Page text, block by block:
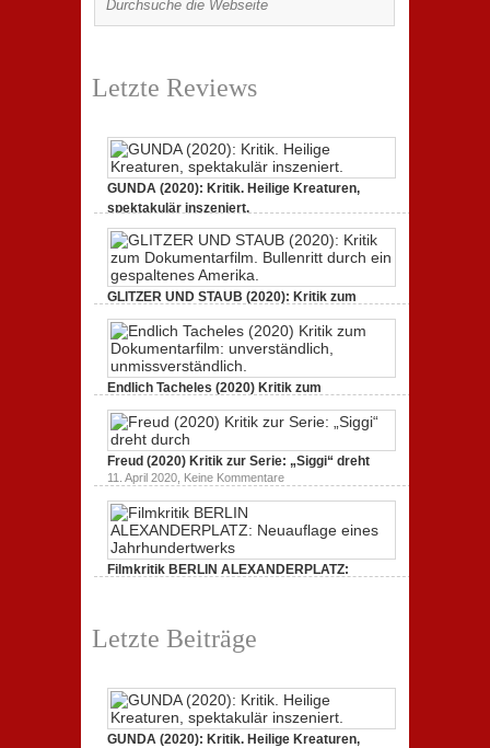
Letzte Reviews
GUNDA (2020): Kritik. Heilige Kreaturen,
spektakulär inszeniert.
GUNDA
(2020):
Kritik.
Kreaturen,
spektakulär
GLITZER UND STAUB (2020): Kritik zum
Dokumentarfilm.
3. Oktober 2020,Keine Kommentare zu
GLITZER
UND
(2020):
Kritik
zum
Dokumentarfilm.
durch
ein
Amerika.
Endlich Tacheles (2020) Kritik zum
Dokumentarfilm: unverständlich,
19. Mai 2020,Keine Kommentarezu
Tacheles
(2020)
Kritik
zum
Dokumentarfilm:
unmissverständlich.
Freud (2020) Kritik zur Serie: „Siggi“ dreht
11. April 2020, Keine Kommentarezu
Freud
(2020)
zur
dreht
durch
Filmkritik BERLIN ALEXANDERPLATZ:
Letzte Beiträge
GUNDA (2020): Kritik. Heilige Kreaturen,